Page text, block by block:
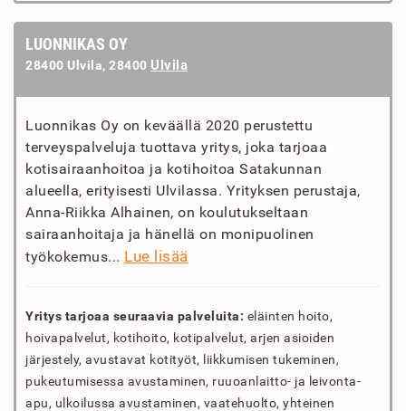
LUONNIKAS OY
28400 Ulvila, 28400 Ulvila
Luonnikas Oy on keväällä 2020 perustettu
terveyspalveluja tuottava yritys, joka tarjoaa
kotisairaanhoitoa ja kotihoitoa Satakunnan
alueella, erityisesti Ulvilassa. Yrityksen perustaja,
Anna-Riikka Alhainen, on koulutukseltaan
sairaanhoitaja ja hänellä on monipuolinen
työkokemus... Lue lisää
Yritys tarjoaa seuraavia palveluita: eläinten hoito,
hoivapalvelut, kotihoito, kotipalvelut, arjen asioiden
järjestely, avustavat kotityöt, liikkumisen tukeminen,
pukeutumisessa avustaminen, ruuoanlaitto- ja leivonta-
apu, ulkoilussa avustaminen, vaatehuolto, yhteinen